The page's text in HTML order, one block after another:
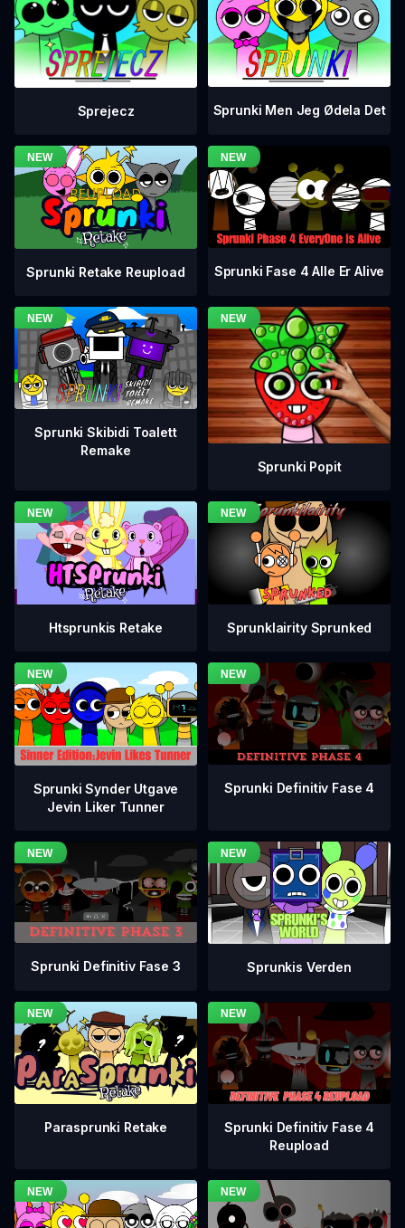
Sprejecz Sprunki Men Jeg Ødela Det
Sprunki Retake Reupload Sprunki Fase 4 Alle Er Alive
Sprunki Skibidi Toalett
Remake
Sprunki Popit
Htsprunkis Retake Sprunklairity Sprunked
Sprunki Synder Utgave
Jevin Liker Tunner
Sprunki Definitiv Fase 4
Sprunki Definitiv Fase 3 Sprunkis Verden
Parasprunki Retake
Sprunki Definitiv Fase 4
Reupload